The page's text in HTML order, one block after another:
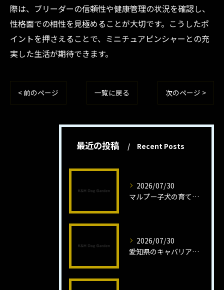
際は、ブリーダーの信頼性や健康管理の状況を確認し、
性格面での相性を見極めることが大切です。こうしたポ
イントを押さえることで、ミニチュアピンシャーとの充
実した生活が期待できます。
< 前のページ 一覧に戻る 次のページ >
最近の投稿 Recent Posts
2026/07/30
マルプー子犬の育て方と魅力解説
2026/07/30
愛知県のキャバリア子犬の魅力秘話